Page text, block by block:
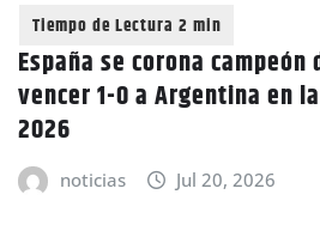
España se corona
vencer 1-0 a Argentina en
2026
noticias Jul 20, 2026